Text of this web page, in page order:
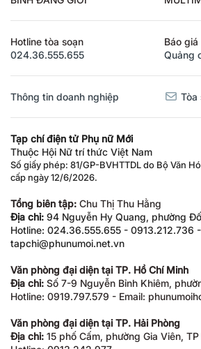
Hotline tòa soạn
024.36.555.655
Báo giá
Quảng
Thông tin doanh nghiệp Tòa
Tạp chí điện tử Phụ nữ Mới
Thuộc Hội Nữ trí thức Việt Nam
Số giấy phép: 81/GP-BVHTTDL do Bộ Văn
cấp ngày 12/6/2026.
Tổng biên tập: Chu Thị Thu Hằng
Địa chỉ: 94 Nguyễn Hy Quang, phường
Hotline: 024.36.555.655 - 0913.212.736 -
tapchi@phunumoi.net.vn
Văn phòng đại diện tại TP. Hồ Chí Minh
Địa chỉ: Số 7-9 Nguyễn Bỉnh Khiêm,
Hotline: 0919.797.579 - Email:
Văn phòng đại diện tại TP. Hải Phòng
Địa chỉ: 15 phố Cấm, phường Gia Viên,